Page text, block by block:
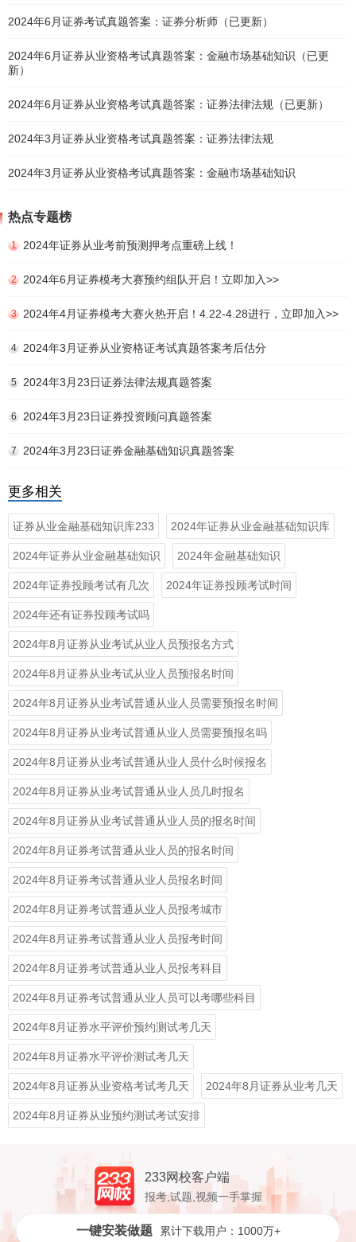
2024年6月证券考试真题答案：证券分析师（已更新）
2024年6月证券从业资格考试真题答案：金融市场基础知识（已更
新）
2024年6月证券从业资格考试真题答案：证券法律法规（已更新）
2024年3月证券从业资格考试真题答案：证券法律法规
2024年3月证券从业资格考试真题答案：金融市场基础知识
热点专题榜
1 2024年证券从业考前预测押考点重磅上线！
2 2024年6月证券模考大赛预约组队开启！立即加入>>
3 2024年4月证券模考大赛火热开启！4.22-4.28进行，立即加入>>
4 2024年3月证券从业资格证考试真题答案考后估分
5 2024年3月23日证券法律法规真题答案
6 2024年3月23日证券投资顾问真题答案
7 2024年3月23日证券金融基础知识真题答案
更多相关
证券从业金融基础知识库233 2024年证券从业金融基础知识库
2024年证券从业金融基础知识 2024年金融基础知识
2024年证券投顾考试有几次 2024年证券投顾考试时间
2024年还有证券投顾考试吗
2024年8月证券从业考试从业人员预报名方式
2024年8月证券从业考试从业人员预报名时间
2024年8月证券从业考试普通从业人员需要预报名时间
2024年8月证券从业考试普通从业人员需要预报名吗
2024年8月证券从业考试普通从业人员什么时候报名
2024年8月证券从业考试普通从业人员几时报名
2024年8月证券从业考试普通从业人员的报名时间
2024年8月证券考试普通从业人员的报名时间
2024年8月证券考试普通从业人员报名时间
2024年8月证券考试普通从业人员报考城市
2024年8月证券考试普通从业人员报考时间
2024年8月证券考试普通从业人员报考科目
2024年8月证券考试普通从业人员可以考哪些科目
2024年8月证券水平评价预约测试考几天
2024年8月证券水平评价测试考几天
2024年8月证券从业资格考试考几天 2024年8月证券从业考几天
2024年8月证券从业预约测试考试安排
233网校客户端
报考,试题,视频一手掌握
一键安装做题 累计下载用户：1000万+